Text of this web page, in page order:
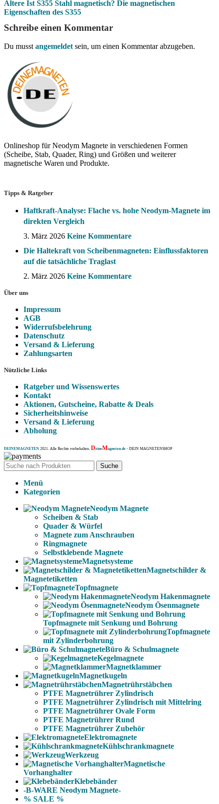
Ältere Ist S355 Stahl magnetisch? Die magnetischen
Eigenschaften des S355
Schreibe einen Kommentar
Du musst angemeldet sein, um einen Kommentar abzugeben.
Onlineshop für Neodym Magnete in verschiedenen Formen
(Scheibe, Stab, Quader, Ring) und Größen und weiterer
magnetische Waren und Produkte.
Tipps & Ratgeber
Haftkraft-Analyse: Flache vs. hohe Neodym-Magnete im
direkten Vergleich
3. März 2026 Keine Kommentare
Die Haltekraft von Scheibenmagneten: Einflussfaktoren
auf die tatsächliche Traglast
2. März 2026 Keine Kommentare
Über uns
Impressum
AGB
Widerrufsbelehrung
Datenschutz
Versand & Lieferung
Zahlungsarten
Nützliche Links
Ratgeber und Wissenswertes
Kontakt
Aktionen, Gutscheine, Rabatte & Deals
Sicherheitshinweise
Versand & Lieferung
Abholung
DEINEMAGNETEN 2021. Alle Rechte vorbehalten. DeineMagneten.de - DEIN MAGNETENSHOP
Suche
Menü
Kategorien
Neodym Magnete
Scheiben & Stab
Quader & Würfel
Magnete zum Anschrauben
Ringmagnete
Selbstklebende Magnete
Magnetsysteme
Magnetschilder &
Magnetetiketten
Topfmagnete
Neodym Hakenmagnete
Neodym Ösenmagnete
Topfmagnete mit Senkung und Bohrung
Topfmagnete
mit Zylinderbohrung
Büro & Schulmagnete
Kegelmagnete
Magnetklammer
Magnetkugeln
Magnetrührstäbchen
PTFE Magnetrührer Zylindrisch
PTFE Magnetrührer Zylindrisch mit Mittelring
PTFE Magnetrührer Ovale Form
PTFE Magnetrührer Rund
PTFE Magnetrührer Zubehör
Elektromagnete
Kühlschrankmagnete
Werkzeug
Magnetische
Vorhanghalter
Klebebänder
-B-WARE Neodym Magnete-
% SALE %